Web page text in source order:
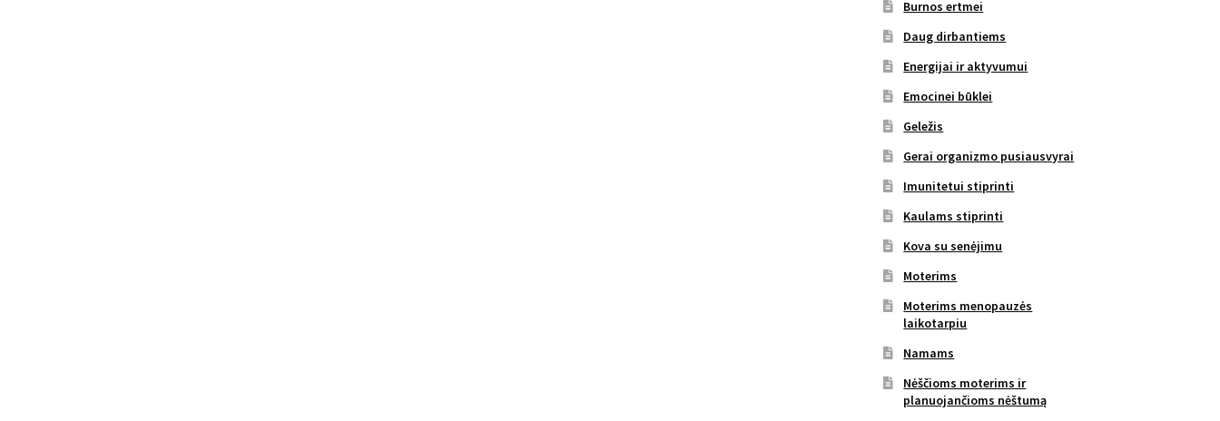
Burnos ertmei
Daug dirbantiems
Energijai ir aktyvumui
Emocinei būklei
Geležis
Gerai organizmo pusiausvyrai
Imunitetui stiprinti
Kaulams stiprinti
Kova su senėjimu
Moterims
Moterims menopauzės
laikotarpiu
Namams
Nėščioms moterims ir
planuojančioms nėštumą